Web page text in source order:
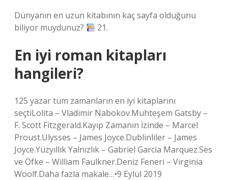
Dünyanın en uzun kitabının kaç sayfa olduğunu
biliyor muydunuz?
21.
En iyi roman kitapları
hangileri?
125 yazar tüm zamanların en iyi kitaplarını
seçtiLolita – Vladimir Nabokov.Muhteşem Gatsby –
F. Scott Fitzgerald.Kayıp Zamanın İzinde – Marcel
Proust.Ulysses – James Joyce.Dublinliler – James
Joyce.Yüzyıllık Yalnızlık – Gabriel Garcia Marquez.Ses
ve Öfke – William Faulkner.Deniz Feneri – Virginia
Woolf.Daha fazla makale…•9 Eylül 2019